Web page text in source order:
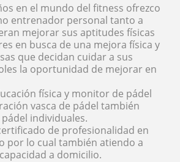
en el mundo del fitness ofrezco
entrenador personal tanto a
mejorar sus aptitudes físicas
en busca de una mejora física y
que decidan cuidar a sus
la oportunidad de mejorar en
física y monitor de pádel
vasca de pádel también
individuales.
de profesionalidad en
por lo cual también atiendo a
a domicilio.